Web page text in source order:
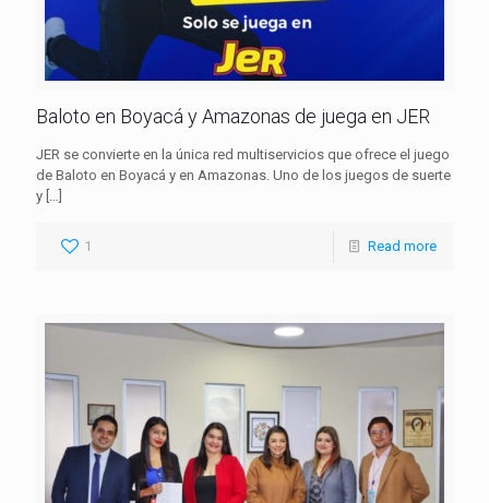
Baloto en Boyacá y Amazonas de juega en JER
JER se convierte en la única red multiservicios que ofrece el juego
de Baloto en Boyacá y en Amazonas. Uno de los juegos de suerte
y […]
1 Read more